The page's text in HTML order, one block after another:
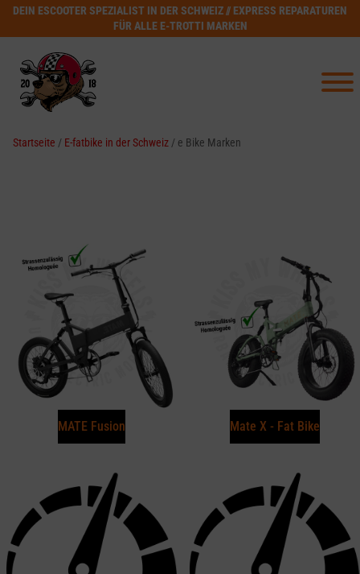
DEIN ESCOOTER SPEZIALIST IN DER SCHWEIZ // EXPRESS REPARATUREN
FÜR ALLE E-TROTTI MARKEN
Startseite / E-fatbike in der Schweiz / e Bike Marken
MATE Fusion Mate X - Fat Bike